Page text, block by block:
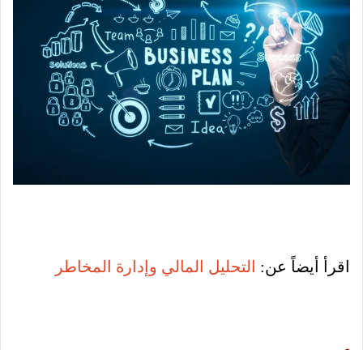
اقرأ أيضاً عن: التحليل المالي وإدارة المخاطر